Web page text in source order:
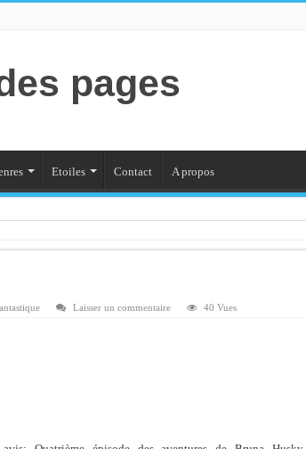
pages
Etoiles Contact A propos
Laisser un commentaire 40 Vues